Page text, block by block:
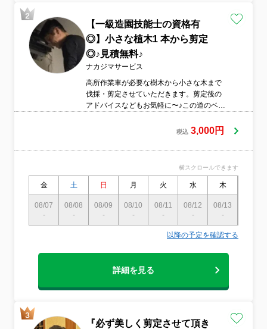
【一級造園技能士の資格有
◎】小さな植木1 本から剪定
◎♪見積無料♪
ナカジマサービス
高所作業車が必要な樹木から小さな木まで
伐採・剪定させていただきます。剪定後の
アドバイスなどもお気軽に〜♪この道のベテ
税込 3,000円
横スクロールできます
金 土 日 月 火 水 木
08/07
-
08/08
-
08/09
-
08/10
-
08/11
-
08/12
-
08/13
-
以降の予定を確認する
詳細を見る
『必ず美しく剪定させて頂き